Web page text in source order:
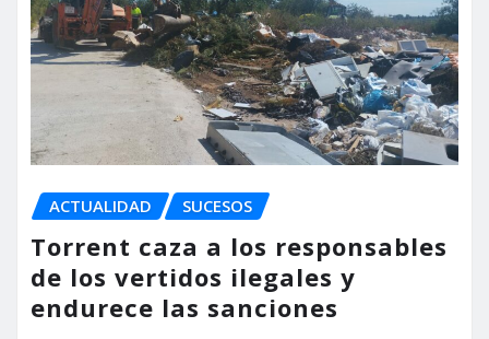
ACTUALIDAD SUCESOS
Torrent caza a los responsables
de los vertidos ilegales y
endurece las sanciones